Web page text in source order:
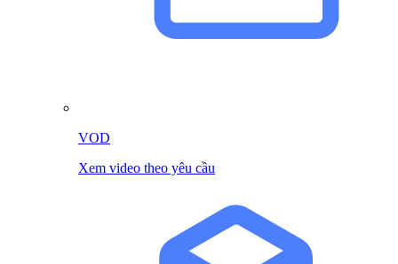
VOD
Xem video theo yêu cầu